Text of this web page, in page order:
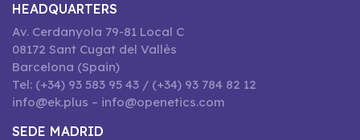
HEADQUARTERS
Av. Cerdanyola 79-81 Local C
08172 Sant Cugat del Vallès
Barcelona (Spain)
Tel: (+34) 93 583 95 43 / (+34) 93 784 82 12
info@ek.plus – info@openetics.com
SEDE MADRID